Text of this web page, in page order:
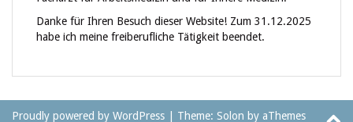
Danke für Ihren Besuch dieser Website! Zum 31.12.2025
habe ich meine freiberufliche Tätigkeit beendet.
Proudly powered by WordPress Theme: Solon by aThemes